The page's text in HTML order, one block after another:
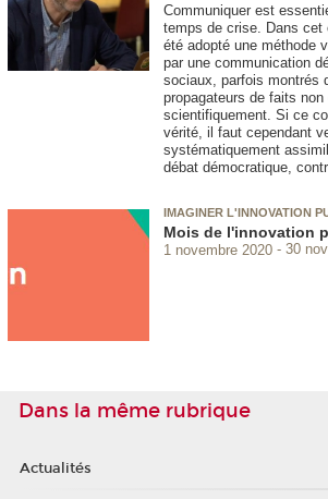
Communiquer est
temps de crise. Dans
été adopté une méthode
par une communication
sociaux, parfois montrés
propagateurs de faits non
scientifiquement. Si ce
vérité, il faut cependant
systématiquement
débat démocratique,
IMAGINER L'INNOVATION
Mois de l'innovation
1 novembre 2020 30
Dans la même rubrique
Actualités